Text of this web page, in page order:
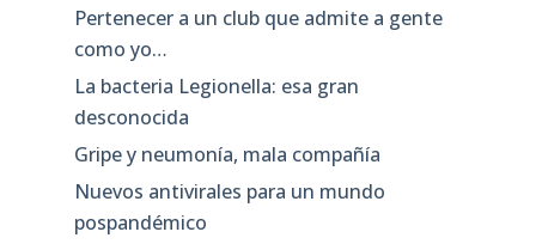
Pertenecer a un club que admite a gente
como yo…
La bacteria Legionella: esa gran
desconocida
Gripe y neumonía, mala compañía
Nuevos antivirales para un mundo
pospandémico